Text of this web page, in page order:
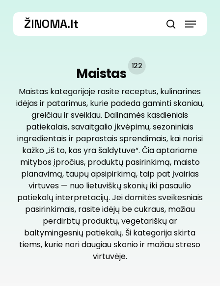
main
ŽINOMA.lt
search
Menu
Maistas 122
Maistas kategorijoje rasite receptus, kulinarines
idėjas ir patarimus, kurie padeda gaminti skaniau,
greičiau ir sveikiau. Dalinamės kasdieniais
patiekalais, savaitgalio įkvėpimu, sezoniniais
ingredientais ir paprastais sprendimais, kai norisi
kažko „iš to, kas yra šaldytuve“. Čia aptariame
mitybos įpročius, produktų pasirinkimą, maisto
planavimą, taupų apsipirkimą, taip pat įvairias
virtuves — nuo lietuviškų skonių iki pasaulio
patiekalų interpretacijų. Jei domitės sveikesniais
pasirinkimais, rasite idėjų be cukraus, mažiau
perdirbtų produktų, vegetariškų ar
baltymingesnių patiekalų. Ši kategorija skirta
tiems, kurie nori daugiau skonio ir mažiau streso
virtuvėje.